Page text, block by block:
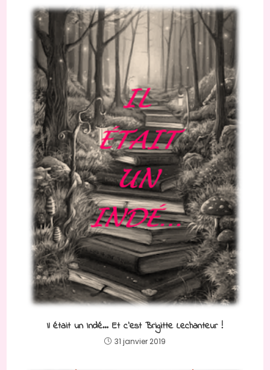
Il était un Indé… Et c’est Brigitte Lechanteur !
31 janvier 2019